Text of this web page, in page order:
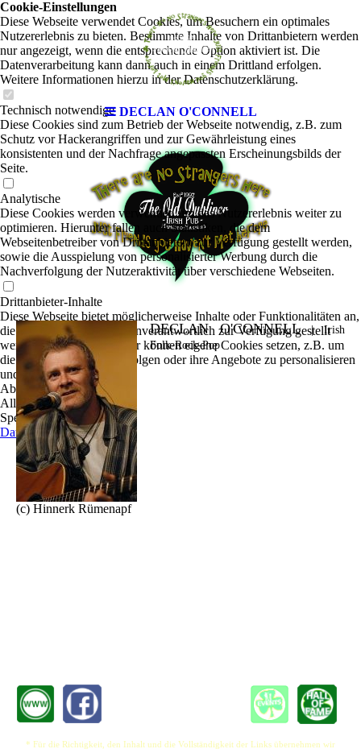
DECLAN O'CONNELL
(c) Hinnerk Rümenapf
DECLAN O'CONNELL|Irish
Folk-Rock-Pop
* Für die Richtigkeit, den Inhalt und die Vollständigkeit der Links übernehmen wir
Cookie-Einstellungen
Diese Webseite verwendet Cookies, um Besuchern ein optimales
Nutzererlebnis zu bieten. Bestimmte Inhalte von Drittanbietern werden
nur angezeigt, wenn die entsprechende Option aktiviert ist. Die
Datenverarbeitung kann dann auch in einem Drittland erfolgen.
Weitere Informationen hierzu in der Datenschutzerklärung.
Technisch notwendige
Diese Cookies sind zum Betrieb der Webseite notwendig, z.B. zum
Schutz vor Hackerangriffen und zur Gewährleistung eines
konsistenten und der Nachfrage angepassten Erscheinungsbilds der
Seite.
Analytische
Diese Cookies werden verwendet, um das Nutzererlebnis weiter zu
optimieren. Hierunter fallen auch Statistiken, die dem
Webseitenbetreiber von Drittanbietern zur Verfügung gestellt werden,
sowie die Ausspielung von personalisierter Werbung durch die
Nachverfolgung der Nutzeraktivität über verschiedene Webseiten.
Drittanbieter-Inhalte
Diese Webseite bietet möglicherweise Inhalte oder Funktionalitäten an,
die von Drittanbietern eigenverantwortlich zur Verfügung gestellt
werden. Diese Drittanbieter können eigene Cookies setzen, z.B. um
die Nutzeraktivität zu verfolgen oder ihre Angebote zu personalisieren
und zu optimieren.
Ablehnen
Alle akzeptieren
Speichern
Datenschutz